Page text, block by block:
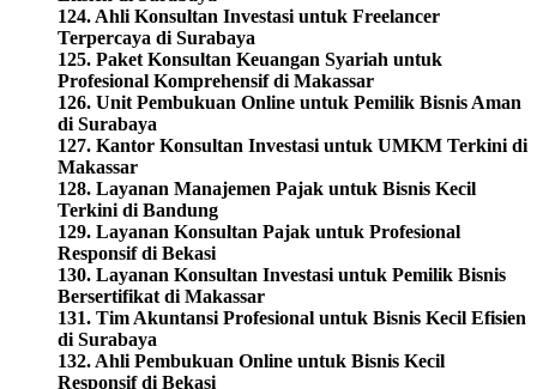
124. Ahli Konsultan Investasi untuk Freelancer
Terpercaya di Surabaya
125. Paket Konsultan Keuangan Syariah untuk
Profesional Komprehensif di Makassar
126. Unit Pembukuan Online untuk Pemilik Bisnis Aman
di Surabaya
127. Kantor Konsultan Investasi untuk UMKM Terkini di
Makassar
128. Layanan Manajemen Pajak untuk Bisnis Kecil
Terkini di Bandung
129. Layanan Konsultan Pajak untuk Profesional
Responsif di Bekasi
130. Layanan Konsultan Investasi untuk Pemilik Bisnis
Bersertifikat di Makassar
131. Tim Akuntansi Profesional untuk Bisnis Kecil Efisien
di Surabaya
132. Ahli Pembukuan Online untuk Bisnis Kecil
Responsif di Bekasi